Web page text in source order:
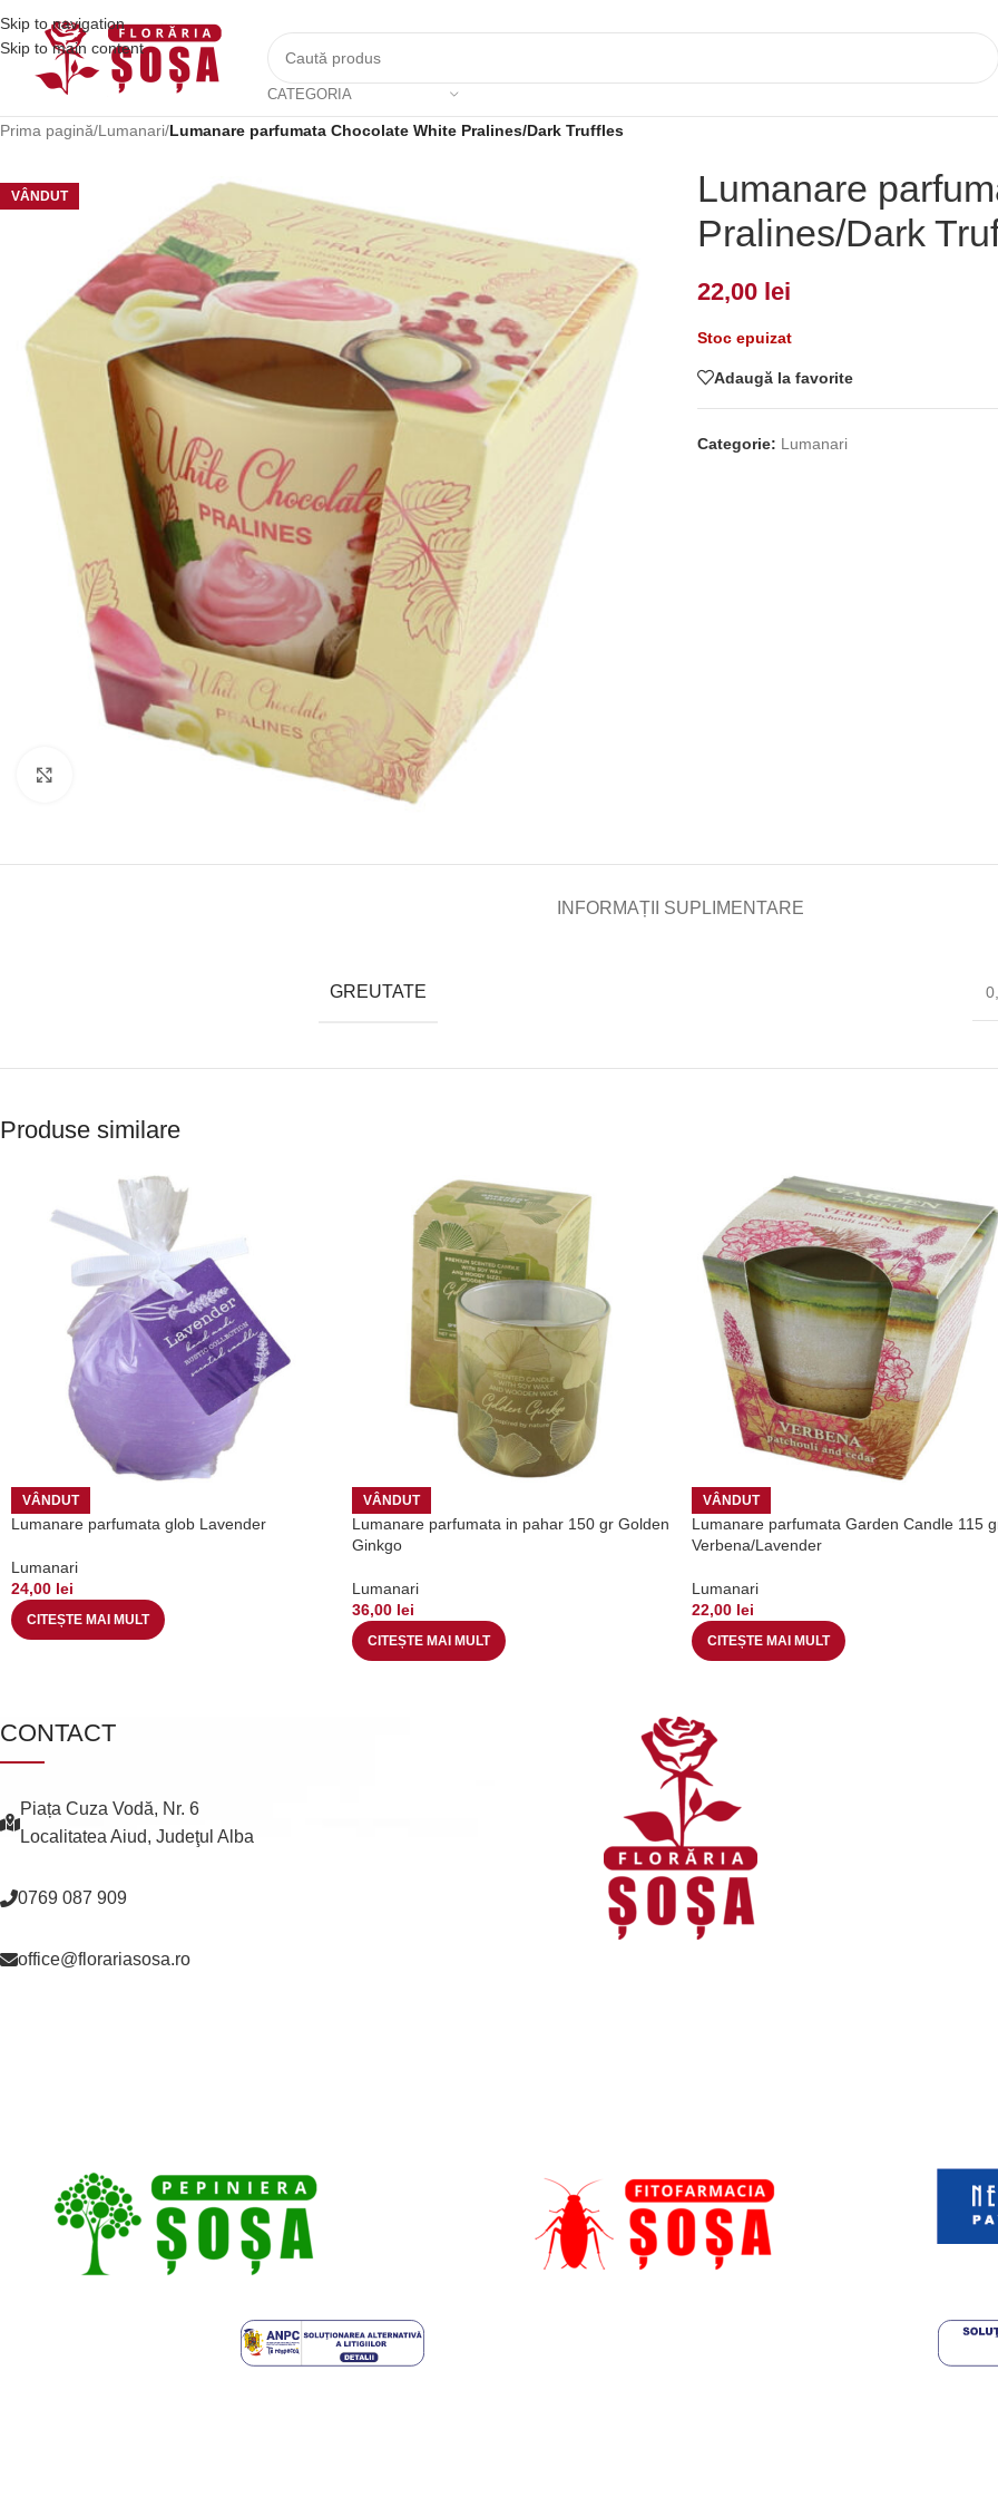
Skip to navigation
Skip to main content
CATEGORIA
Prima pagină/Lumanari/Lumanare parfumata Chocolate White Pralines/Dark Truffles
VÂNDUT
Lumanare
Pralines/Dark
22,00 lei
Stoc epuizat
Adaugă la favorite
Categorie: Lumanari
INFORMAȚII SUPLIMENTARE
GREUTATE
Produse similare
VÂNDUT
Lumanare parfumata glob Lavender
Lumanari
24,00 lei
CITEȘTE MAI MULT
VÂNDUT
Lumanare parfumata in pahar 150 gr Golden
Ginkgo
Lumanari
36,00 lei
CITEȘTE MAI MULT
VÂNDUT
Lumanare parfumata Garden Candle 115
Verbena/Lavender
Lumanari
22,00 lei
CITEȘTE MAI MULT
CONTACT
Piața Cuza Vodă, Nr. 6
Localitatea Aiud, Judeţul Alba
0769 087 909
office@florariasosa.ro